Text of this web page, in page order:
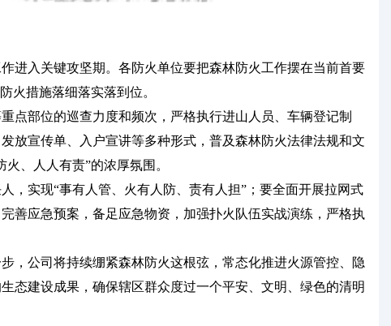
进入关键攻坚期。各防火单位要把森林防火工作摆在当前首要
火措施落细落实落到位。
点部位的巡查力度和频次，严格执行进山人员、车辆登记制
放宣传单、入户宣讲等多种形式，普及森林防火法律法规和文
、人人有责”的浓厚氛围。
，实现“事有人管、火有人防、责有人担”；要全面开展拉网式
善应急预案，备足应急物资，加强扑火队伍实战演练，严格执
公司将持续绷紧森林防火这根弦，常态化推进火源管控、隐
态建设成果，确保辖区群众度过一个平安、文明、绿色的清明